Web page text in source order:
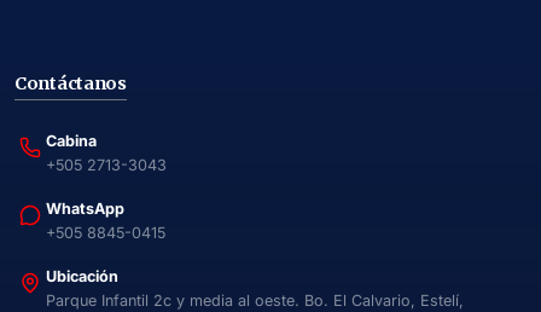
Contáctanos
Cabina
+505 2713-3043
WhatsApp
+505 8845-0415
Ubicación
Parque Infantil 2c y media al oeste. Bo. El Calvario, Estelí,